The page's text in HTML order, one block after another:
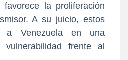
la proliferación
A su juicio, estos
a Venezuela en una
frente al